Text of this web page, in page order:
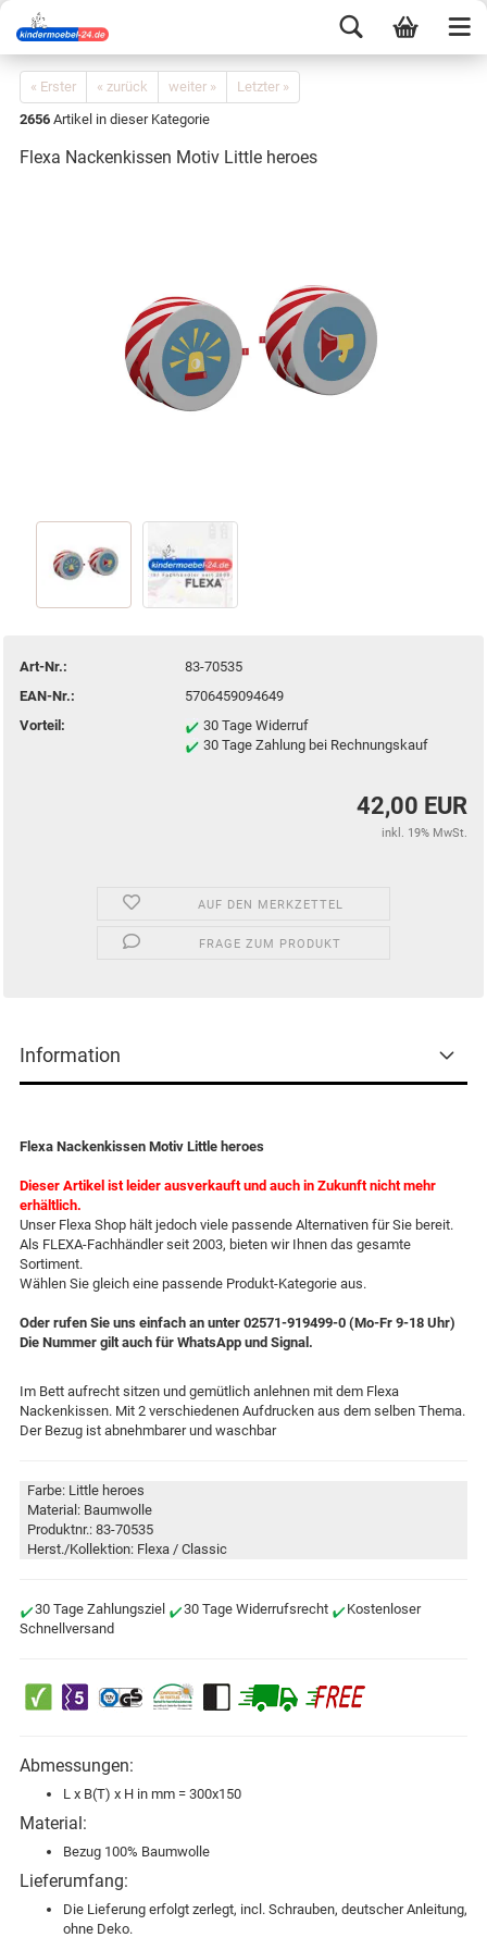
« Erster « zurück weiter »
Letzter »
2656 Artikel in dieser Kategorie
Flexa Nackenkissen Motiv Little heroes
Art-Nr.:
83-70535
EAN-Nr.:
5706459094649
Vorteil:
30 Tage Widerruf
30 Tage Zahlung bei Rechnungskauf
42,00 EUR
inkl. 19% MwSt.
AUF DEN MERKZETTEL
FRAGE ZUM PRODUKT
Information
Flexa Nackenkissen Motiv Little heroes
Dieser Artikel ist leider ausverkauft und auch in Zukunft nicht mehr
erhältlich.
Unser Flexa Shop hält jedoch viele passende Alternativen für Sie bereit.
Als FLEXA-Fachhändler seit 2003, bieten wir Ihnen das gesamte
Sortiment.
Wählen Sie gleich eine passende Produkt-Kategorie aus.
Oder rufen Sie uns einfach an unter 02571-919499-0 (Mo-Fr 9-18 Uhr)
Die Nummer gilt auch für WhatsApp und Signal.
Im Bett aufrecht sitzen und gemütlich anlehnen mit dem Flexa
Nackenkissen. Mit 2 verschiedenen Aufdrucken aus dem selben Thema.
Der Bezug ist abnehmbarer und waschbar
Farbe: Little heroes
Material: Baumwolle
Produktnr.: 83-70535
Herst./Kollektion: Flexa / Classic
30 Tage Zahlungsziel 30 Tage Widerrufsrecht
Kostenloser
Schnellversand
Abmessungen:
L x B(T) x H in mm = 300x150
Material:
Bezug 100% Baumwolle
Lieferumfang:
Die Lieferung erfolgt zerlegt, incl. Schrauben, deutscher Anleitung,
ohne Deko.